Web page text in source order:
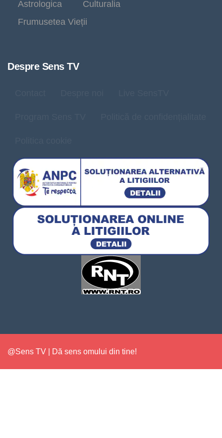
Astrologica
Culturalia
Frumusetea Vieții
Despre Sens TV
@Sens TV | Dă sens omului din tine!